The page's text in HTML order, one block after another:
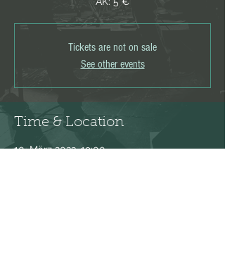
Tickets are not on sale
See other events
Time & Location
10. März 2023, 19:00